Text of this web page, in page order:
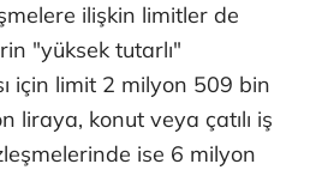
ilişkin limitler de
"yüksek tutarlı"
için limit 2 milyon 509 bin
liraya, konut veya çatılı iş
ise 6 milyon